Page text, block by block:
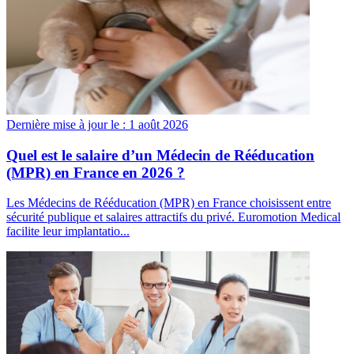
Dernière mise à jour le : 1 août 2026
Quel est le salaire d’un Médecin de Rééducation
(MPR) en France en 2026 ?
Les Médecins de Rééducation (MPR) en France choisissent entre
sécurité publique et salaires attractifs du privé. Euromotion Medical
facilite leur implantatio...